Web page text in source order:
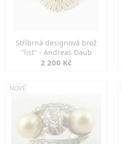
Stříbrná designová brož
"list" - Andreas Daub
2 200 Kč
NOVÉ